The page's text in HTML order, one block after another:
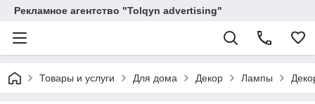
Рекламное агентство "Tolqyn advertising"
Товары и услуги Для дома Декор Лампы